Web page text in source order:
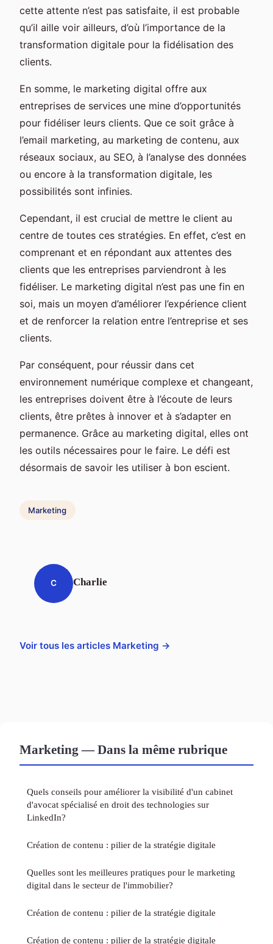
cette attente n’est pas satisfaite, il est probable
qu’il aille voir ailleurs, d’où l’importance de la
transformation digitale pour la fidélisation des
clients.
En somme, le marketing digital offre aux
entreprises de services une mine d’opportunités
pour fidéliser leurs clients. Que ce soit grâce à
l’email marketing, au marketing de contenu, aux
réseaux sociaux, au SEO, à l’analyse des données
ou encore à la transformation digitale, les
possibilités sont infinies.
Cependant, il est crucial de mettre le client au
centre de toutes ces stratégies. En effet, c’est en
comprenant et en répondant aux attentes des
clients que les entreprises parviendront à les
fidéliser. Le marketing digital n’est pas une fin en
soi, mais un moyen d’améliorer l’expérience client
et de renforcer la relation entre l’entreprise et ses
clients.
Par conséquent, pour réussir dans cet
environnement numérique complexe et changeant,
les entreprises doivent être à l’écoute de leurs
clients, être prêtes à innover et à s’adapter en
permanence. Grâce au marketing digital, elles ont
les outils nécessaires pour le faire. Le défi est
désormais de savoir les utiliser à bon escient.
Marketing
C Charlie
Voir tous les articles Marketing →
Marketing — Dans la même rubrique
Quels conseils pour améliorer la visibilité d'un cabinet
d'avocat spécialisé en droit des technologies sur
LinkedIn?
Création de contenu : pilier de la stratégie digitale
Quelles sont les meilleures pratiques pour le marketing
digital dans le secteur de l'immobilier?
Création de contenu : pilier de la stratégie digitale
Création de contenu : pilier de la stratégie digitale